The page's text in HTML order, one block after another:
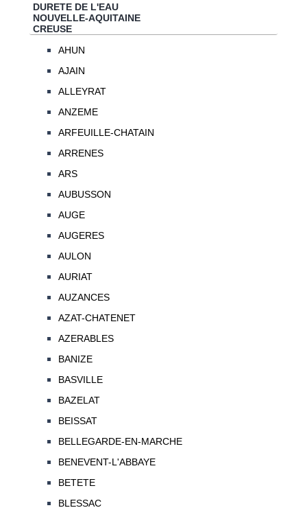
DURETE DE L'EAU
NOUVELLE-AQUITAINE
CREUSE
AHUN
AJAIN
ALLEYRAT
ANZEME
ARFEUILLE-CHATAIN
ARRENES
ARS
AUBUSSON
AUGE
AUGERES
AULON
AURIAT
AUZANCES
AZAT-CHATENET
AZERABLES
BANIZE
BASVILLE
BAZELAT
BEISSAT
BELLEGARDE-EN-MARCHE
BENEVENT-L'ABBAYE
BETETE
BLESSAC